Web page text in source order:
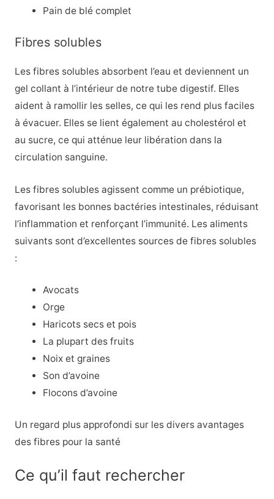
Pain de blé complet
Fibres solubles
Les fibres solubles absorbent l’eau et deviennent un
gel collant à l’intérieur de notre tube digestif. Elles
aident à ramollir les selles, ce qui les rend plus faciles
à évacuer. Elles se lient également au cholestérol et
au sucre, ce qui atténue leur libération dans la
circulation sanguine.
Les fibres solubles agissent comme un prébiotique,
favorisant les bonnes bactéries intestinales, réduisant
l’inflammation et renforçant l’immunité. Les aliments
suivants sont d’excellentes sources de fibres solubles
:
Avocats
Orge
Haricots secs et pois
La plupart des fruits
Noix et graines
Son d’avoine
Flocons d’avoine
Un regard plus approfondi sur les divers avantages
des fibres pour la santé
Ce qu’il faut rechercher